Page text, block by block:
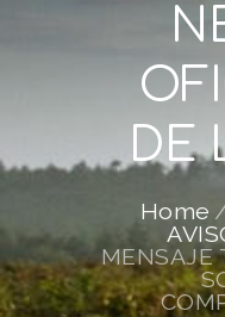
DE
Home
MENSAJE